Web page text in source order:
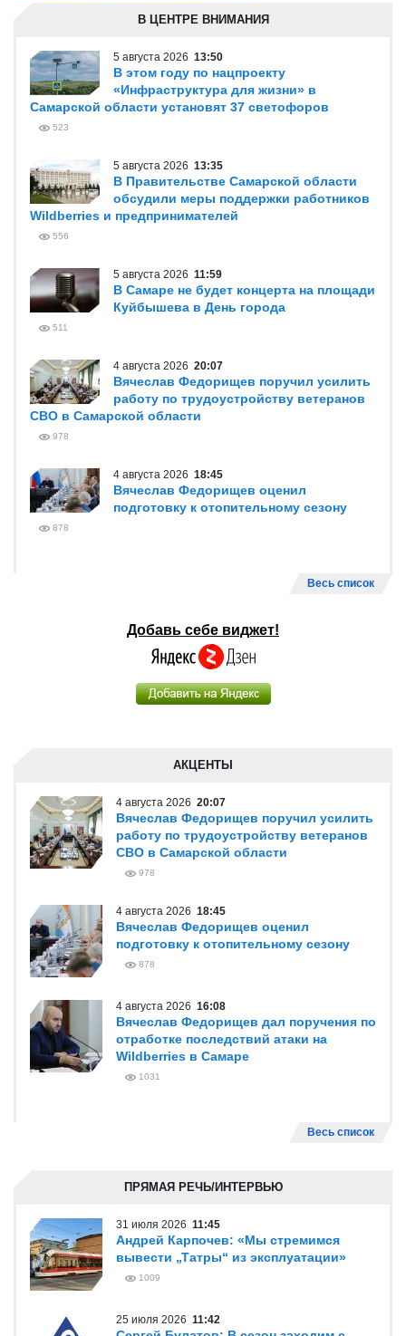
В ЦЕНТРЕ ВНИМАНИЯ
5 августа 2026 13:50
В этом году по нацпроекту
«Инфраструктура для жизни» в
Самарской области установят 37 светофоров
523
5 августа 2026 13:35
В Правительстве Самарской области
обсудили меры поддержки работников
Wildberries и предпринимателей
556
5 августа 2026 11:59
В Самаре не будет концерта на площади
Куйбышева в День города
511
4 августа 2026 20:07
Вячеслав Федорищев поручил усилить
работу по трудоустройству ветеранов
СВО в Самарской области
978
4 августа 2026 18:45
Вячеслав Федорищев оценил
подготовку к отопительному сезону
878
Весь список
Добавь себе виджет!
АКЦЕНТЫ
4 августа 2026 20:07
Вячеслав Федорищев поручил усилить
работу по трудоустройству ветеранов
СВО в Самарской области
978
4 августа 2026 18:45
Вячеслав Федорищев оценил
подготовку к отопительному сезону
878
4 августа 2026 16:08
Вячеслав Федорищев дал поручения по
отработке последствий атаки на
Wildberries в Самаре
1031
Весь список
ПРЯМАЯ РЕЧЬ/ИНТЕРВЬЮ
31 июля 2026 11:45
Андрей Карпочев: «Мы стремимся
вывести „Татры“ из эксплуатации»
1009
25 июля 2026 11:42